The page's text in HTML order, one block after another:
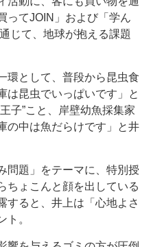
ってJOIN」および「学ん
じて、地球が抱える課題
として、普段から昆虫食
は昆虫でいっぱいです」と
子”こと、岸壁幼魚採集家
の中は魚だらけです」と井
題」をテーマに、特別授
ちょこんと顔を出している
すると、井上は「心地よさ
ト。